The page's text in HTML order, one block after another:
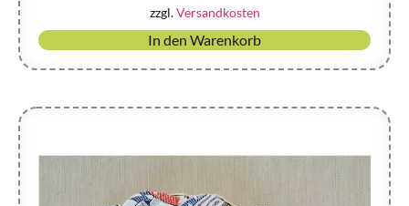
zzgl.Versandkosten
In den Warenkorb